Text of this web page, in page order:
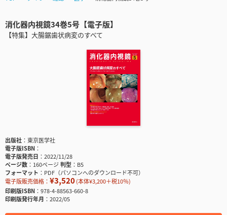
消化器内視鏡34巻5号【電子版】
【特集】大腸鋸歯状病変のすべて
出版社
東京医学社
電子版ISBN
電子版発売日
2022/11/28
ページ数
160ページ判型
B5
フォーマット
PDF（パソコンへのダウンロード不可）
電子版販売価格： ¥3,520(本体¥3,200＋税10％)
印刷版ISBN
978-4-88563-660-8
印刷版発行年月
2022/05